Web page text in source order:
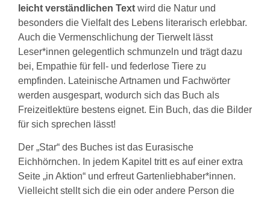
leicht verständlichen Text wird die Natur und
besonders die Vielfalt des Lebens literarisch erlebbar.
Auch die Vermenschlichung der Tierwelt lässt
Leser*innen gelegentlich schmunzeln und trägt dazu
bei, Empathie für fell- und federlose Tiere zu
empfinden. Lateinische Artnamen und Fachwörter
werden ausgespart, wodurch sich das Buch als
Freizeitlektüre bestens eignet. Ein Buch, das die Bilder
für sich sprechen lässt!
Der „Star“ des Buches ist das Eurasische
Eichhörnchen. In jedem Kapitel tritt es auf einer extra
Seite „in Aktion“ und erfreut Gartenliebhaber*innen.
Vielleicht stellt sich die ein oder andere Person die